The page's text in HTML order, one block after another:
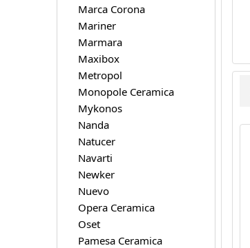
Marca Corona
Mariner
Marmara
Maxibox
Metropol
Monopole Ceramica
Mykonos
Nanda
Natucer
Navarti
Newker
Nuevo
Opera Ceramica
Oset
Pamesa Ceramica